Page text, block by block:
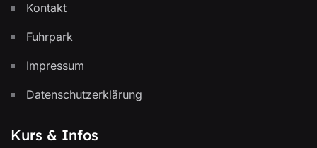
Kontakt
Fuhrpark
Impressum
Datenschutzerklärung
Kurs & Infos